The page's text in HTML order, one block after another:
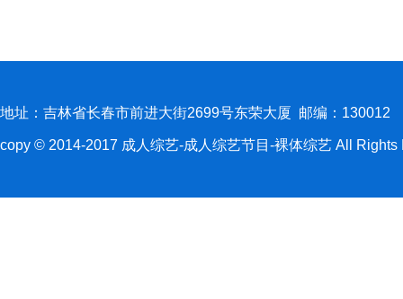
地址：吉林省长春市前进大街2699号东荣大厦 邮编：130012
copy © 2014-2017 成人综艺-成人综艺节目-裸体综艺 All Rights